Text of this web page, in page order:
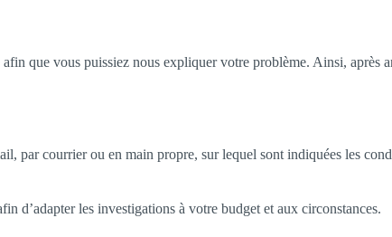
que vous puissiez nous expliquer votre problème. Ainsi,
par courrier ou en main propre, sur lequel sont indiquées les
d’adapter les investigations à votre budget et aux circonstances.